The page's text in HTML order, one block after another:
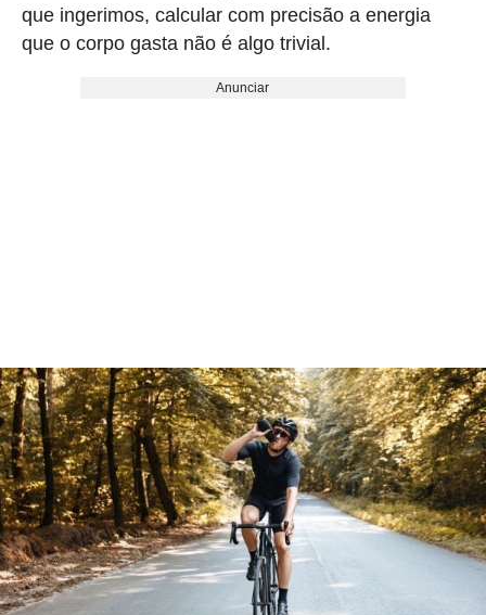
que ingerimos, calcular com precisão a energia
que o corpo gasta não é algo trivial.
Anunciar